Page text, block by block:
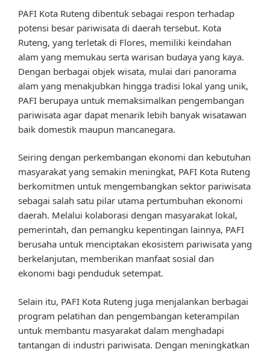
PAFI Kota Ruteng dibentuk sebagai respon terhadap
potensi besar pariwisata di daerah tersebut. Kota
Ruteng, yang terletak di Flores, memiliki keindahan
alam yang memukau serta warisan budaya yang kaya.
Dengan berbagai objek wisata, mulai dari panorama
alam yang menakjubkan hingga tradisi lokal yang unik,
PAFI berupaya untuk memaksimalkan pengembangan
pariwisata agar dapat menarik lebih banyak wisatawan
baik domestik maupun mancanegara.
Seiring dengan perkembangan ekonomi dan kebutuhan
masyarakat yang semakin meningkat, PAFI Kota Ruteng
berkomitmen untuk mengembangkan sektor pariwisata
sebagai salah satu pilar utama pertumbuhan ekonomi
daerah. Melalui kolaborasi dengan masyarakat lokal,
pemerintah, dan pemangku kepentingan lainnya, PAFI
berusaha untuk menciptakan ekosistem pariwisata yang
berkelanjutan, memberikan manfaat sosial dan
ekonomi bagi penduduk setempat.
Selain itu, PAFI Kota Ruteng juga menjalankan berbagai
program pelatihan dan pengembangan keterampilan
untuk membantu masyarakat dalam menghadapi
tantangan di industri pariwisata. Dengan meningkatkan